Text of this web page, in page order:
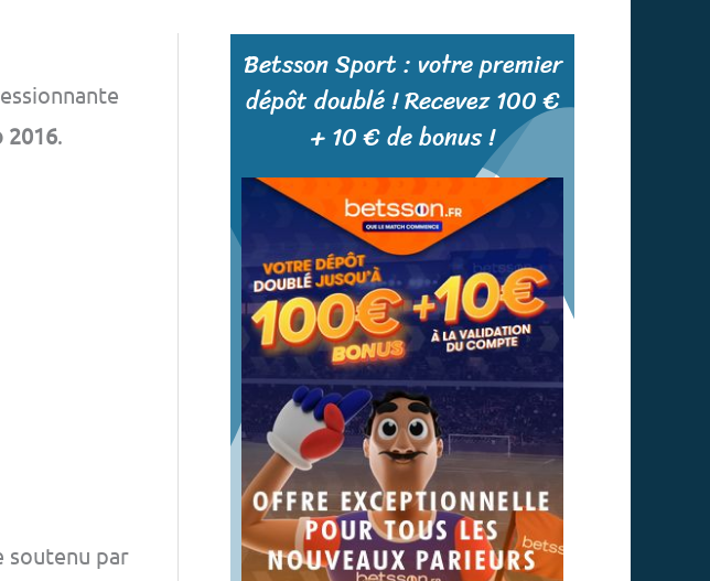
2016.
soutenu par
Betsson Sport : votre premier
dépôt doublé ! Recevez 100 €
+ 10 € de bonus !